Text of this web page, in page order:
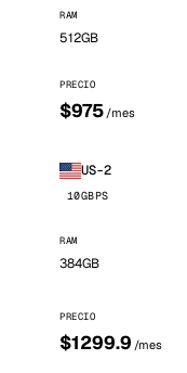
RAM
512GB
PRECIO
$975 /mes
US-2
10GBPS
RAM
384GB
PRECIO
$1299.9 /mes